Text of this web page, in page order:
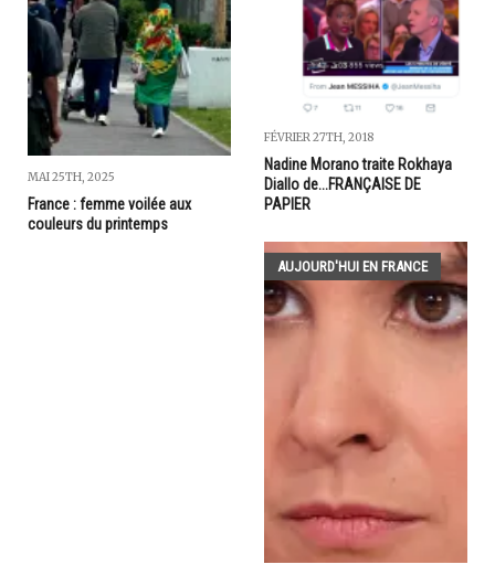
MAI 25TH, 2025
France : femme voilée aux
couleurs du printemps
FÉVRIER 27TH, 2018
Nadine Morano traite Rokhaya
Diallo de...FRANÇAISE DE
PAPIER
AUJOURD'HUI EN FRANCE